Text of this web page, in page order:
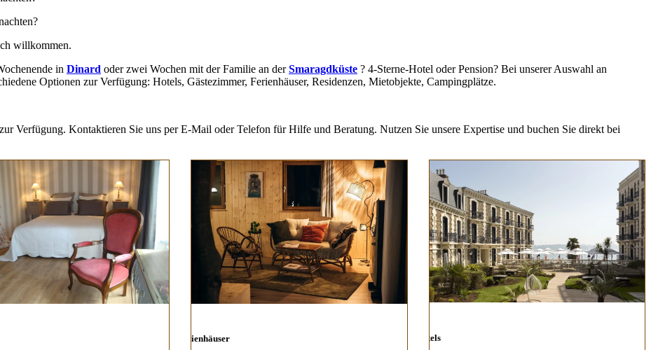
willkommen.
in Dinard oder zwei Wochen mit der Familie an derSmaragdküste ? 4-Sterne-Hotel oder Pension? Bei unserer Auswahl an
Optionen zur Verfügung: Hotels, Gästezimmer, Ferienhäuser, Residenzen, Mietobjekte, Campingplätze.
Verfügung. Kontaktieren Sie uns per E-Mail oder Telefon für Hilfe und Beratung. Nutzen Sie unsere Expertise und buchen Sie direkt bei
Ferienhäuser Hotels